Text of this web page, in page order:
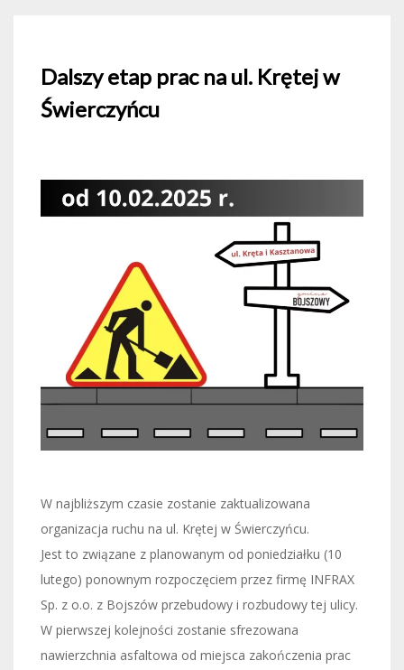
Dalszy etap prac na ul. Krętej w
Świerczyńcu
W najbliższym czasie zostanie zaktualizowana
organizacja ruchu na ul. Krętej w Świerczyńcu.
Jest to związane z planowanym od poniedziałku (10
lutego) ponownym rozpoczęciem przez firmę INFRAX
Sp. z o.o. z Bojszów przebudowy i rozbudowy tej ulicy.
W pierwszej kolejności zostanie sfrezowana
nawierzchnia asfaltowa od miejsca zakończenia prac